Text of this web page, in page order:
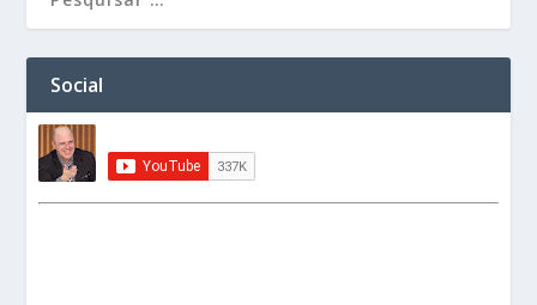
Social